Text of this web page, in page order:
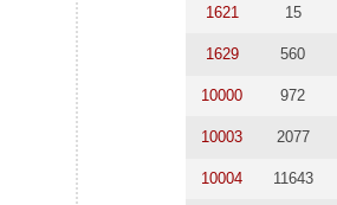
1621 15
1629 560
10000 972
10003 2077
10004 11643